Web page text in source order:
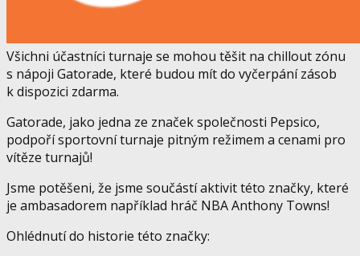
Všichni účastníci turnaje se mohou těšit na chillout zónu
s nápoji Gatorade, které budou mít do vyčerpání zásob
k dispozici zdarma.
Gatorade, jako jedna ze značek společnosti Pepsico,
podpoří sportovní turnaje pitným režimem a cenami pro
vítěze turnajů!
Jsme potěšeni, že jsme součástí aktivit této značky, které
je ambasadorem například hráč NBA Anthony Towns!
Ohlédnutí do historie této značky: